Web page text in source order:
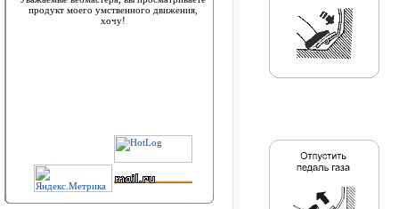
продукт моего умственного движения,
хочу!